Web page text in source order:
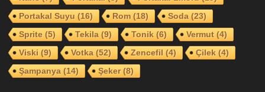
Portakal Suyu(16) Rom(18) Soda(23)
Sprite(5) Tekila(9) Tonik(6) Vermut(4)
Viski(9) Votka(52) Zencefil(4) Çilek(4)
Şampanya(14) Şeker(8)